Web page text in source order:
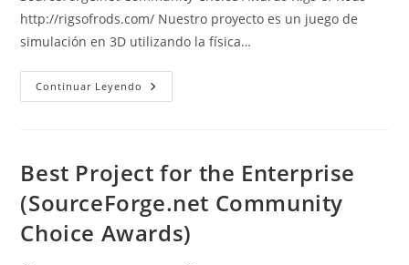
http://rigsofrods.com/ Nuestro proyecto es un juego de
simulación en 3D utilizando la física…
Continuar Leyendo Best
Project
Choice
Awards)
Best Project for the Enterprise
(SourceForge.net Community
Choice Awards)